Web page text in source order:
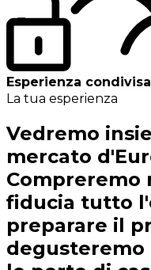
Esperienza condivisa
La tua esperienza
Vedremo
mercato
Compreremo
fiducia tutto
preparare il
degusteremo